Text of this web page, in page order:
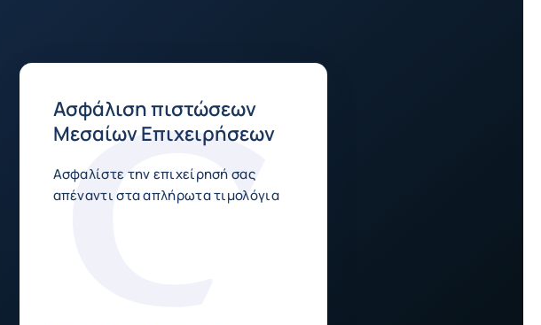
Ασφάλιση πιστώσεων
Μεσαίων Επιχειρήσεων
Ασφαλίστε την επιχείρησή σας
απέναντι στα απλήρωτα τιμολόγια